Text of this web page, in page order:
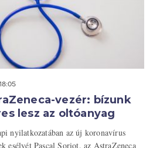
vezér: bízunk
lesz az oltóanyag
nyilatkozatában az új koronavírus
esélyét Pascal Soriot, az AstraZeneca